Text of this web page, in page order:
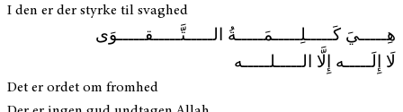
I den er der styrke til svaghed
هِـــــيَ كَـــــلِـــــمَـــــةُ الـــــتَّـــــقـــــوَى
لَا إِلَـــــه إِلَّا الـــــلـــــه
Det er ordet om fromhed